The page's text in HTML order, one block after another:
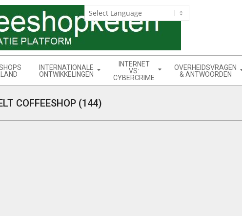
INTERNATIONALE
ONTWIKKELINGEN
INTERNET
VS:
CYBERCRIME
OVERHEIDSVRAGEN
& ANTWOORDEN
COFFEESHOP (144)